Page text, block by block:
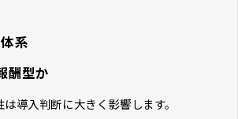
系
酬型か
導入判断に大きく影響します。